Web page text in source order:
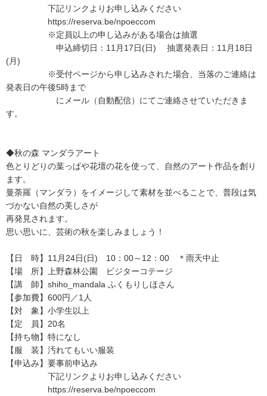
下記リンクよりお申し込みください
https://reserva.be/npoeccom
※定員以上の申し込みがある場合は抽選
申込締切日：11月17日(日) 抽選発表日：11月18日
(月)
※受付ページから申し込みされた場合、当落のご連絡は
発表日の午後5時まで
にメール（自動配信）にてご連絡させていただきま
す。
◆秋の森 マンダラアート
色とりどりの葉っぱや花壇の花を使って、自然のアート作品を創り
ます。
曼荼羅（マンダラ）をイメージして素材を並べることで、普段は気
づかない自然の美しさが
再発見されます。
思い思いに、芸術の秋を楽しみましょう！
【日 時】11月24日(日) 10：00～12：00 ＊雨天中止
【場 所】上野森林公園 ビジターコテージ
【講 師】shiho_mandala ふくもりしほさん
【参加費】600円／1人
【対 象】小学生以上
【定 員】20名
【持ち物】特になし
【服 装】汚れてもいい服装
【申込み】要事前申込み
下記リンクよりお申し込みください
https://reserva.be/npoeccom